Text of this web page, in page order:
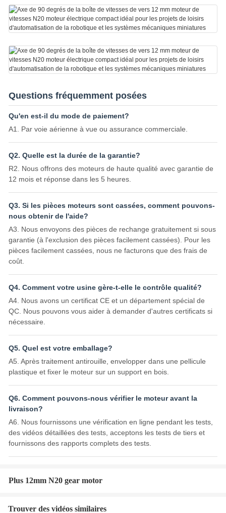
Questions fréquemment posées
Qu'en est-il du mode de paiement?
A1. Par voie aérienne à vue ou assurance commerciale.
Q2. Quelle est la durée de la garantie?
R2. Nous offrons des moteurs de haute qualité avec garantie de
12 mois et réponse dans les 5 heures.
Q3. Si les pièces moteurs sont cassées, comment pouvons-
nous obtenir de l'aide?
A3. Nous envoyons des pièces de rechange gratuitement si sous
garantie (à l'exclusion des pièces facilement cassées). Pour les
pièces facilement cassées, nous ne facturons que des frais de
coût.
Q4. Comment votre usine gère-t-elle le contrôle qualité?
A4. Nous avons un certificat CE et un département spécial de
QC. Nous pouvons vous aider à demander d'autres certificats si
nécessaire.
Q5. Quel est votre emballage?
A5. Après traitement antirouille, envelopper dans une pellicule
plastique et fixer le moteur sur un support en bois.
Q6. Comment pouvons-nous vérifier le moteur avant la
livraison?
A6. Nous fournissons une vérification en ligne pendant les tests,
des vidéos détaillées des tests, acceptons les tests de tiers et
fournissons des rapports complets des tests.
Plus 12mm N20 gear motor
Trouver des vidéos similaires